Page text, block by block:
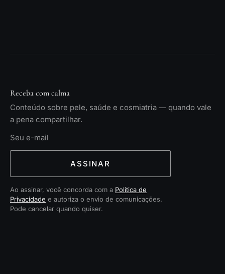
Receba com calma
Conteúdo sobre pele, saúde e cosmiatria — quando vale
a pena compartilhar.
ASSINAR
Ao assinar, você concorda com a Política de
Privacidade e autoriza o envio de comunicações.
Pode cancelar quando quiser.